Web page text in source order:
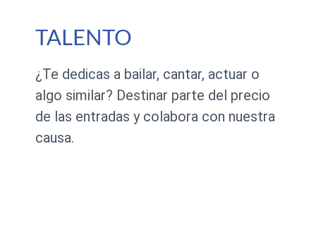
TALENTO
¿Te dedicas a bailar, cantar, actuar o
algo similar? Destinar parte del precio
de las entradas y colabora con nuestra
causa.